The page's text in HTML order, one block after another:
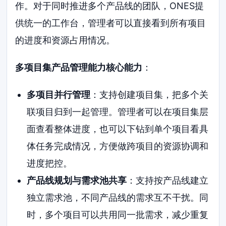
作。对于同时推进多个产品线的团队，ONES提
供统一的工作台，管理者可以直接看到所有项目
的进度和资源占用情况。
多项目集产品管理能力核心能力 ：
多项目并行管理 ：支持创建项目集，把多个关
联项目归到一起管理。管理者可以在项目集层
面查看整体进度，也可以下钻到单个项目看具
体任务完成情况，方便做跨项目的资源协调和
进度把控。
产品线规划与需求池共享：支持按产品线建立
独立需求池，不同产品线的需求互不干扰。同
时，多个项目可以共用同一批需求，减少重复